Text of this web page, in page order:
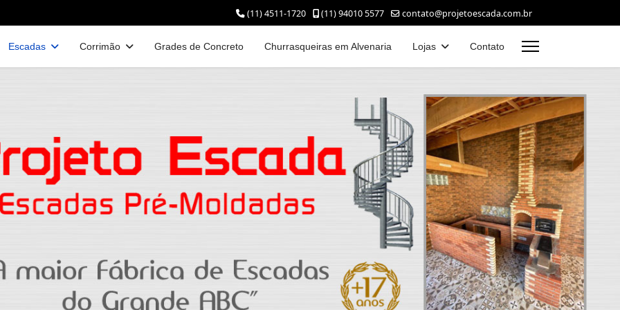
(11) 4511-1720 (11) 94010 5577 contato@projetoescada.com.br
Escadas Corrimão Grades de Concreto Churrasqueiras em Alvenaria Lojas Contato